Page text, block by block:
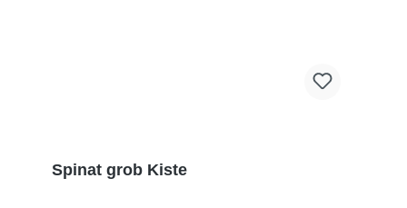
Spinat grob Kiste